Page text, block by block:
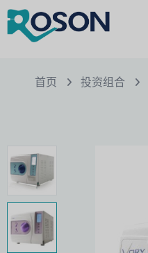
首页 投资组合